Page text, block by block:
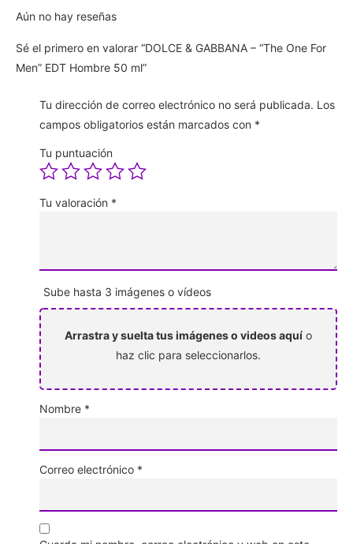
Aún no hay reseñas
Sé el primero en valorar “DOLCE & GABBANA – “The One For
Men” EDT Hombre 50 ml”
Tu dirección de correo electrónico no será publicada. Los
campos obligatorios están marcados con *
Tu puntuación
Tu valoración *
Sube hasta 3 imágenes o vídeos
Arrastra y suelta tus imágenes o videos aquí o
haz clic para seleccionarlos.
Nombre *
Correo electrónico *